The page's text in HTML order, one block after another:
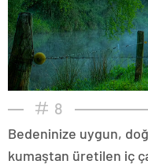
8
Bedeninize uygun,
kumaştan üretilen iç